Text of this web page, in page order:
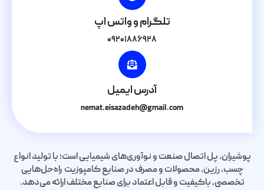
تلگرام و واتس اپ
۰۹۲۰۱۸۸۶۹۲۸
آدرس ایمیل
nemat.eisazadeh@gmail.com
پوشیران، پل اتصال صنعت و نوآوری‌های شیمیایی است؛ با تولید انواع
چسب، رزین، محصولات و مصرف در صنایع کامپوزیت راه‌حل‌هایی
تخصصی، باکیفیت و قابل اعتماد برای صنایع مختلف ارائه می‌دهد.